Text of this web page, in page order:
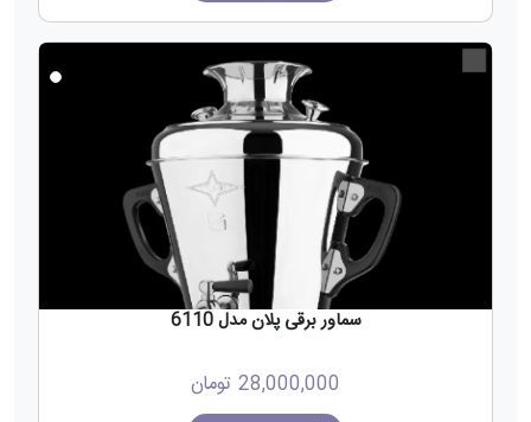
سماور برقی پلان مدل 6110
28,000,000 تومان